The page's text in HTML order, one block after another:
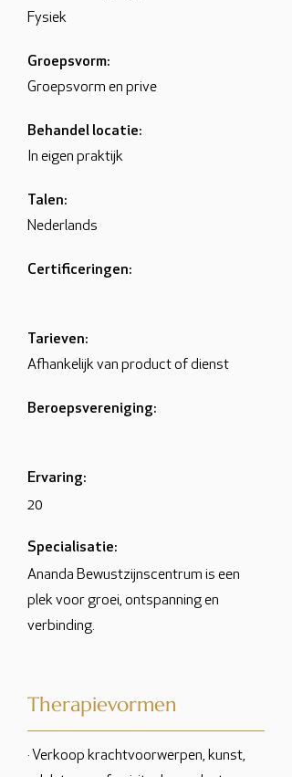
Fysiek
Groepsvorm:
Groepsvorm en prive
Behandel locatie:
In eigen praktijk
Talen:
Nederlands
Certificeringen:
Tarieven:
Afhankelijk van product of dienst
Beroepsvereniging:
Ervaring:
20
Specialisatie:
Ananda Bewustzijnscentrum is een
plek voor groei, ontspanning en
verbinding.
Therapievormen
· Verkoop krachtvoorwerpen, kunst,